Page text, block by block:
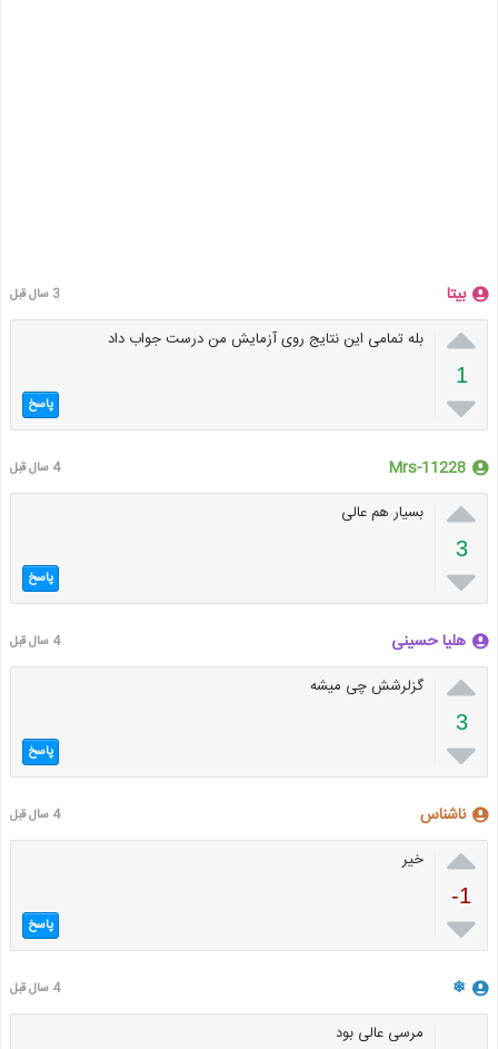
بیتا 3 سال قبل

1

بله تمامی این نتایج روی آزمایش من درست جواب داد
پاسخ
Mrs-11228 4 سال قبل

3

بسیار هم عالی
پاسخ
هلیا حسینی 4 سال قبل

3

گزلرشش چی میشه
پاسخ
ناشناس 4 سال قبل

-1

خیر
پاسخ
❄ 4 سال قبل
مرسی عالی بود